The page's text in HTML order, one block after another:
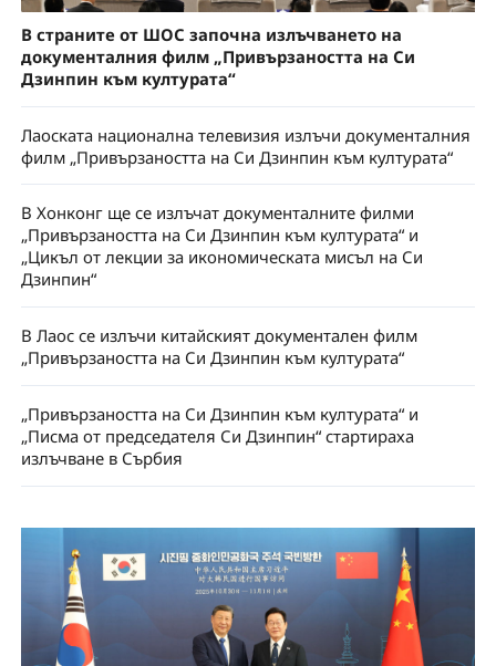
В страните от ШОС започна излъчването на
документалния филм „Привързаността на Си
Дзинпин към културата“
Лаоската национална телевизия излъчи документалния
филм „Привързаността на Си Дзинпин към културата“
В Хонконг ще се излъчат документалните филми
„Привързаността на Си Дзинпин към културата“ и
„Цикъл от лекции за икономическата мисъл на Си
Дзинпин“
В Лаос се излъчи китайският документален филм
„Привързаността на Си Дзинпин към културата“
„Привързаността на Си Дзинпин към културата“ и
„Писма от председателя Си Дзинпин“ стартираха
излъчване в Сърбия